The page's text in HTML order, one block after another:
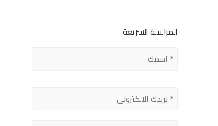
المراسلة السريعة